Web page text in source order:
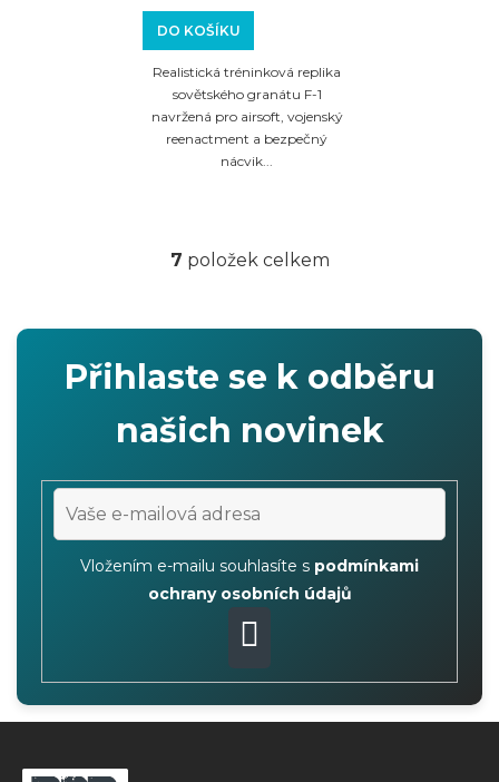
DO KOŠÍKU
Realistická tréninková replika
sovětského granátu F-1
navržená pro airsoft, vojenský
reenactment a bezpečný
nácvik...
O
l
d
a
c
í
p
r
v
k
y
v
ý
p
7 položek celkem
Přihlaste se k odběru
našich novinek
Vložením e-mailu souhlasíte s podmínkami
ochrany osobních údajů
PŘIHLÁSIT
SE